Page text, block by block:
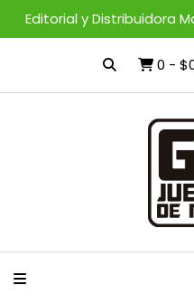
Editorial y Distribuidora
0 -